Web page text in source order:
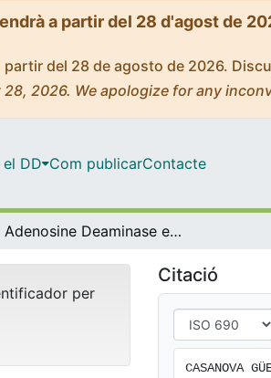
a partir del 28 d'agost de
del 28 de agosto de 2026.
2026. We apologize for any
DD Com publicarContacte
Adenosine Deaminase enhances the immunogenicity of human dendritic cells from healthy and HIV-infected individuals
per
Citació
CASANOVA